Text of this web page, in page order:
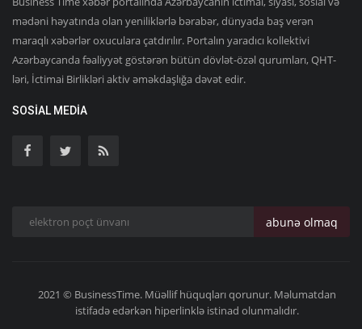
mədəni həyatında olan yeniliklərlə bərabər, dünyada baş verən
maraqlı xəbərlər oxuculara çatdırılır. Portalın yaradıcı kollektivi
Azərbaycanda fəaliyyət göstərən bütün dövlət-özəl qurumları, QHT-
ləri, İctimai Birlikləri aktiv əməkdaşlığa dəvət edir.
SOSIAL MEDIA
abunə olmaq
2021 © BusinessTime. Müəllif hüquqları qorunur. Məlumatdan
istifadə edərkən hiperlinklə istinad olunmalıdır.